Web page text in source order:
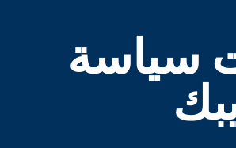
سياسة